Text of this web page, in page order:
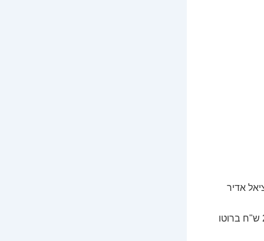
אדיר
מדען נתונים ג'וניור (עם 0-2 שנות ניסיון) יכול לצפות לשכר שנע בין 15,000 ל-22,000 ש"ח ברוטו